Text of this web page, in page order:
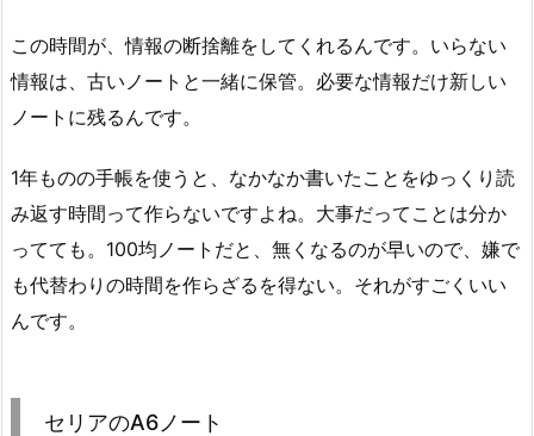
この時間が、情報の断捨離をしてくれるんです。いらない
情報は、古いノートと一緒に保管。必要な情報だけ新しい
ノートに残るんです。
1年ものの手帳を使うと、なかなか書いたことをゆっくり読
み返す時間って作らないですよね。大事だってことは分か
ってても。100均ノートだと、無くなるのが早いので、嫌で
も代替わりの時間を作らざるを得ない。それがすごくいい
んです。
セリアのA6ノート